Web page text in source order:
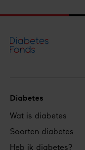
Footer
navigation
Diabetes
Wat is diabetes
Soorten diabetes
Heb ik diabetes?